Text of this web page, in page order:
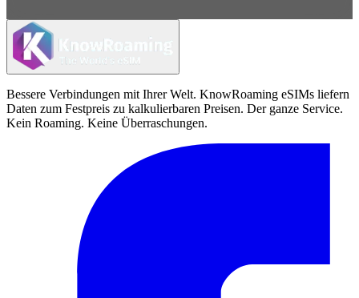
Bessere Verbindungen mit Ihrer Welt. KnowRoaming eSIMs liefern
Daten zum Festpreis zu kalkulierbaren Preisen. Der ganze Service.
Kein Roaming. Keine Überraschungen.